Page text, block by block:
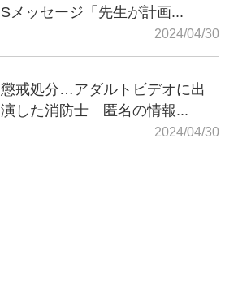
Sメッセージ「先生が計画...
2024/04/30
懲戒処分…アダルトビデオに出
演した消防士 匿名の情報...
2024/04/30